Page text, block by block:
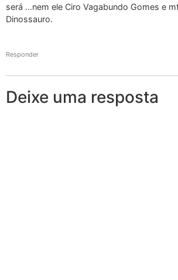
será …nem ele Ciro Vagabundo Gomes e
Dinossauro.
Responder
Deixe uma resposta